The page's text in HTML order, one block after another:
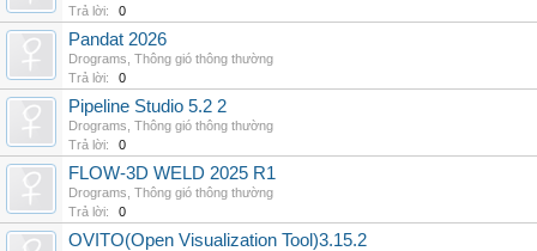
Trả lời:
0
Pandat 2026
Drograms Thông gió thông thường
Trả lời:
0
Pipeline Studio 5.2 2
Drograms Thông gió thông thường
Trả lời:
0
FLOW-3D WELD 2025 R1
Drograms Thông gió thông thường
Trả lời:
0
OVITO(Open Visualization Tool)3.15.2